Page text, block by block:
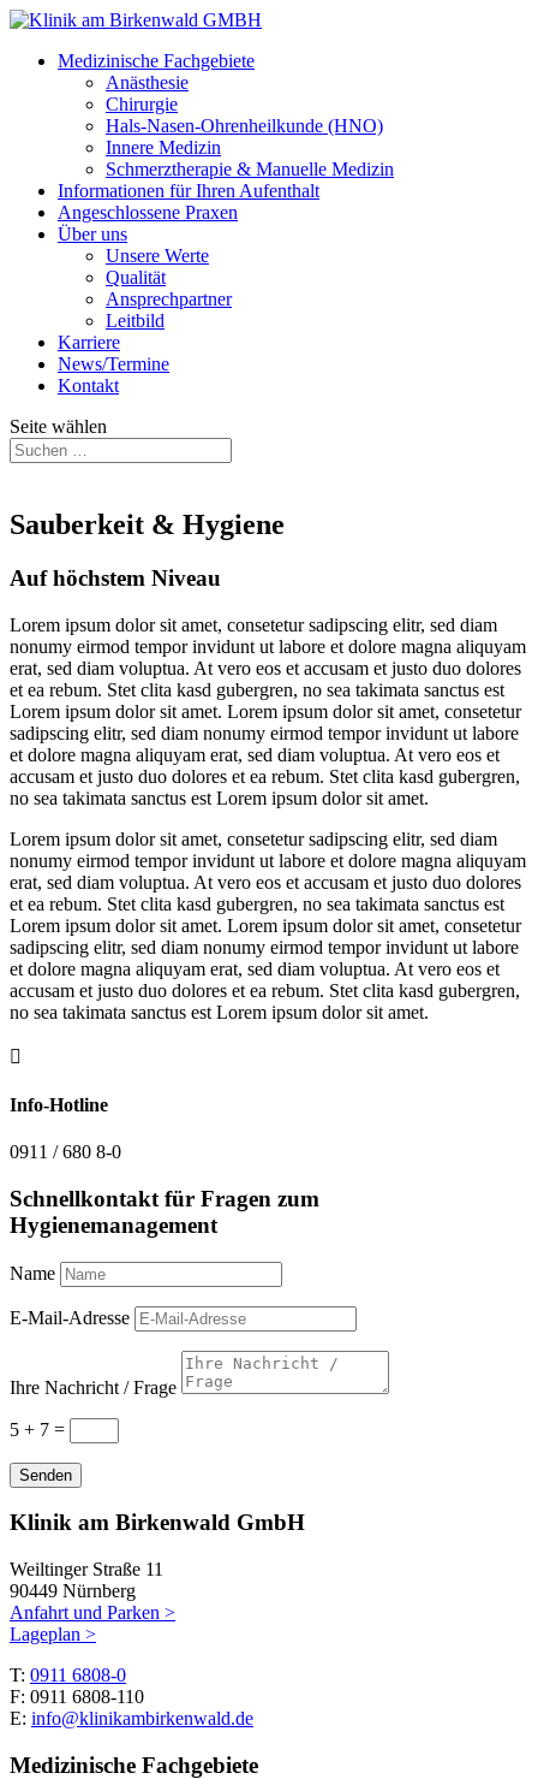
Medizinische Fachgebiete
Anästhesie
Chirurgie
Hals-Nasen-Ohrenheilkunde (HNO)
Innere Medizin
Schmerztherapie & Manuelle Medizin
Informationen für Ihren Aufenthalt
Angeschlossene Praxen
Über uns
Unsere Werte
Qualität
Ansprechpartner
Leitbild
Karriere
News/Termine
Kontakt
Seite wählen
Sauberkeit & Hygiene
Auf höchstem Niveau
Lorem ipsum dolor sit amet, consetetur sadipscing elitr, sed diam
nonumy eirmod tempor invidunt ut labore et dolore magna aliquyam
erat, sed diam voluptua. At vero eos et accusam et justo duo dolores
et ea rebum. Stet clita kasd gubergren, no sea takimata sanctus est
Lorem ipsum dolor sit amet. Lorem ipsum dolor sit amet, consetetur
sadipscing elitr, sed diam nonumy eirmod tempor invidunt ut labore
et dolore magna aliquyam erat, sed diam voluptua. At vero eos et
accusam et justo duo dolores et ea rebum. Stet clita kasd gubergren,
no sea takimata sanctus est Lorem ipsum dolor sit amet.
Lorem ipsum dolor sit amet, consetetur sadipscing elitr, sed diam
nonumy eirmod tempor invidunt ut labore et dolore magna aliquyam
erat, sed diam voluptua. At vero eos et accusam et justo duo dolores
et ea rebum. Stet clita kasd gubergren, no sea takimata sanctus est
Lorem ipsum dolor sit amet. Lorem ipsum dolor sit amet, consetetur
sadipscing elitr, sed diam nonumy eirmod tempor invidunt ut labore
et dolore magna aliquyam erat, sed diam voluptua. At vero eos et
accusam et justo duo dolores et ea rebum. Stet clita kasd gubergren,
no sea takimata sanctus est Lorem ipsum dolor sit amet.

Info-Hotline
0911 / 680 8-0
Schnellkontakt für Fragen zum
Hygienemanagement
Name
E-Mail-Adresse
Ihre Nachricht / Frage
5 + 7 =
Senden
Klinik am Birkenwald GmbH
Weiltinger Straße 11
90449 Nürnberg
Anfahrt und Parken >
Lageplan >
T: 0911 6808-0
F: 0911 6808-110
E: info@klinikambirkenwald.de
Medizinische Fachgebiete